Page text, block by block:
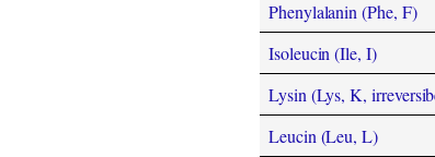
Phenylalanin (Phe, F)
Isoleucin (Ile, I)
Lysin (Lys, K,
Leucin (Leu, L)